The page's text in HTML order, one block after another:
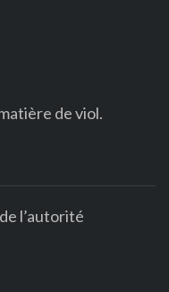
de viol.
l’autorité